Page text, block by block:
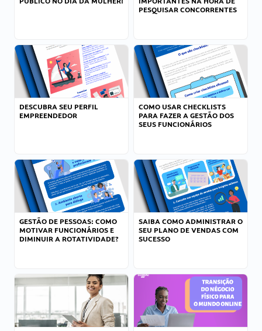
PESQUISAR CONCORRENTES
DESCUBRA SEU PERFIL
EMPREENDEDOR
COMO USAR CHECKLISTS
PARA FAZER A GESTÃO DOS
SEUS FUNCIONÁRIOS
GESTÃO DE PESSOAS: COMO
MOTIVAR FUNCIONÁRIOS E
DIMINUIR A ROTATIVIDADE?
SAIBA COMO ADMINISTRAR O
SEU PLANO DE VENDAS COM
SUCESSO